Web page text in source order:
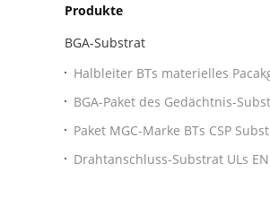
Produkte
BGA-Substrat
Halbleiter BTs materielles
BGA-Paket des Gedächtnis-
Paket MGC-Marke BTs CSP
Drahtanschluss-Substrat ULs